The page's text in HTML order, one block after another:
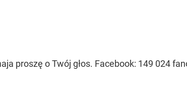
proszę o Twój głos. Facebook: 149 024